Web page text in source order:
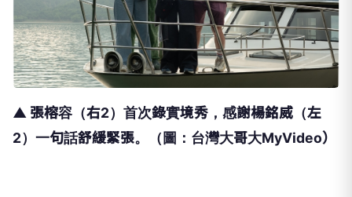
▲ 張榕容（右2）首次錄實境秀，感謝楊銘威（左
2）一句話舒緩緊張。（圖：台灣大哥大MyVideo）